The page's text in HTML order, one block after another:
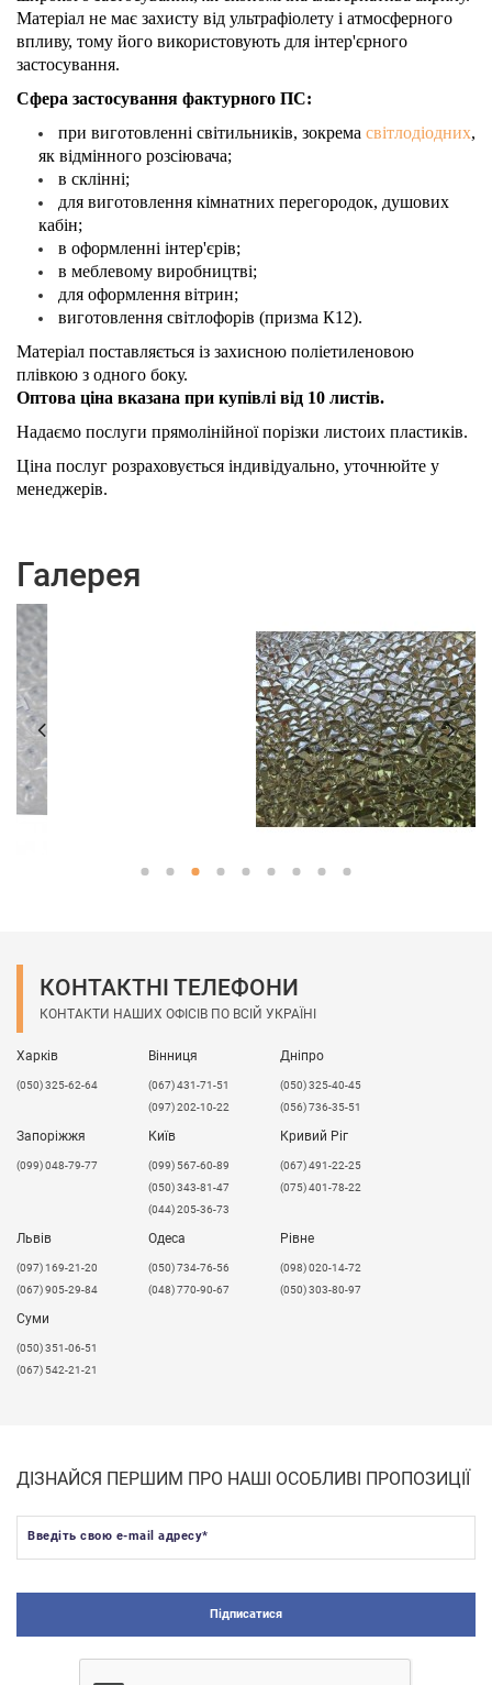
Матеріал не має захисту від ультрафіолету і атмосферного
впливу, тому його використовують для інтер'єрного
застосування.
Сфера застосування фактурного ПС:
при виготовленні світильників, зокрема світлодіодних,
як відмінного розсіювача;
в склінні;
для виготовлення кімнатних перегородок, душових
кабін;
в оформленні інтер'єрів;
в меблевому виробництві;
для оформлення вітрин;
виготовлення світлофорів (призма К12).
Матеріал поставляється із захисною поліетиленовою
плівкою з одного боку.
Оптова ціна вказана при купівлі від 10 листів.
Надаємо послуги прямолінійної порізки листоих пластиків.
Ціна послуг розраховується індивідуально, уточнюйте у
менеджерів.
Галерея
КОНТАКТНІ ТЕЛЕФОНИ
КОНТАКТИ НАШИХ ОФІСІВ ПО ВСІЙ УКРАЇНІ
Харків
(050) 325-62-64
Вінниця
(067) 431-71-51
(097) 202-10-22
Дніпро
(050) 325-40-45
(056) 736-35-51
Запоріжжя
(099) 048-79-77
Київ
(099) 567-60-89
(050) 343-81-47
(044) 205-36-73
Кривий Ріг
(067) 491-22-25
(075) 401-78-22
Львів
​(097) 169-21-20
(067) 905-29-84
Одеса
(050) 734-76-56
(048) 770-90-67
Рівне
(098) 020-14-72
(050) 303-80-97
Суми
(050) 351-06-51
(067) 542-21-21
ДІЗНАЙСЯ ПЕРШИМ ПРО НАШІ ОСОБЛИВІ ПРОПОЗИЦІЇ
Введіть свою e-mail адресу*
Підписатися